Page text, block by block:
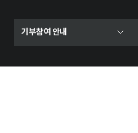
기부참여 안내